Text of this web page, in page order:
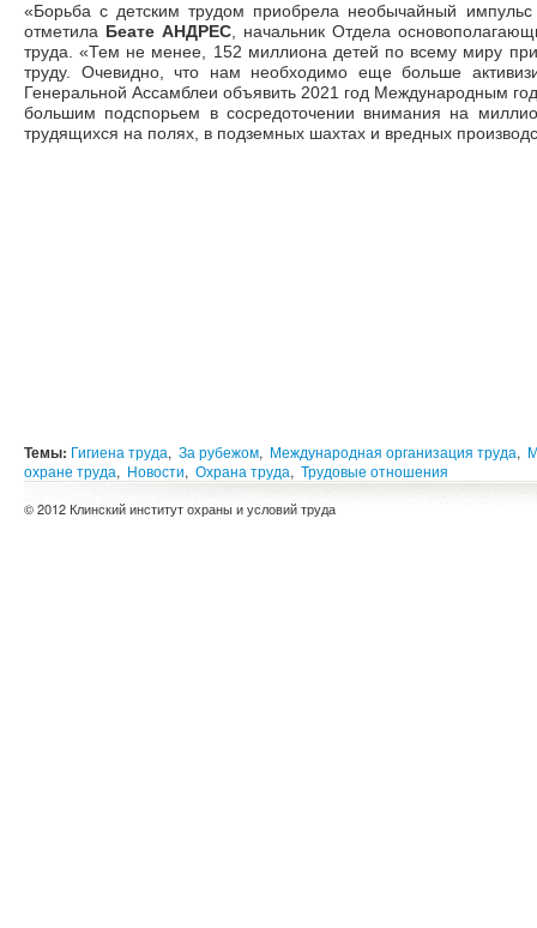
«Борьба с детским трудом приобрела необычайный
отметила Беате АНДРЕС, начальник Отдела
труда. «Тем не менее, 152 миллиона детей по всему миру
труду. Очевидно, что нам необходимо еще больше
Генеральной Ассамблеи объявить 2021 год Международным
большим подспорьем в сосредоточении внимания на
трудящихся на полях, в подземных шахтах и вредных
Темы: Гигиена труда, За рубежом, Международная организация труда,
охране труда, Новости, Охрана труда, Трудовые отношения
© 2012 Клинский институт охраны и условий труда